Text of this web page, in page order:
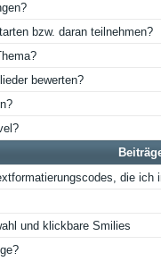
bzw. daran teilnehmen?
bewerten?
die ich
und klickbare Smilies